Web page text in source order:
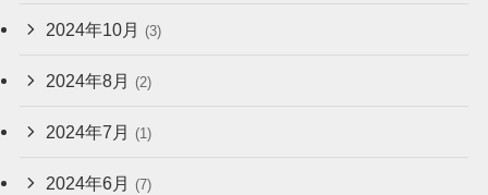
2024年10月 (3)
2024年8月 (2)
2024年7月 (1)
2024年6月 (7)